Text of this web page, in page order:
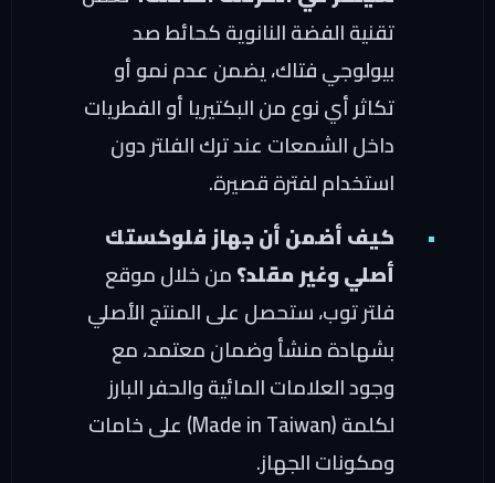
تقنية الفضة النانوية كحائط صد
بيولوجي فتاك، يضمن عدم نمو أو
تكاثر أي نوع من البكتيريا أو الفطريات
داخل الشمعات عند ترك الفلتر دون
استخدام لفترة قصيرة.
كيف أضمن أن جهاز فلوكستك
أصلي وغير مقلد؟من خلال موقع
فلتر توب، ستحصل على المنتج الأصلي
بشهادة منشأ وضمان معتمد، مع
وجود العلامات المائية والحفر البارز
لكلمة (Made in Taiwan) على خامات
ومكونات الجهاز.